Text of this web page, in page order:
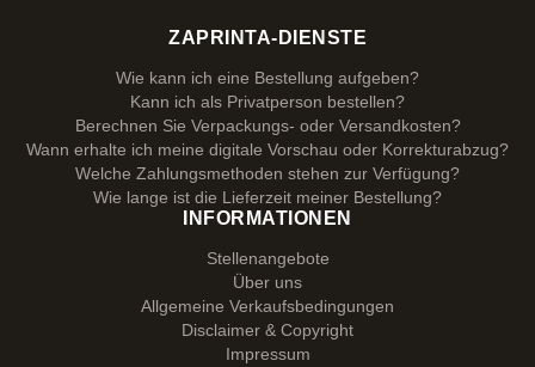
ZAPRINTA-DIENSTE
Wie kann ich eine Bestellung aufgeben?
Kann ich als Privatperson bestellen?
Berechnen Sie Verpackungs- oder Versandkosten?
Wann erhalte ich meine digitale Vorschau oder Korrekturabzug?
Welche Zahlungsmethoden stehen zur Verfügung?
Wie lange ist die Lieferzeit meiner Bestellung?
INFORMATIONEN
Stellenangebote
Über uns
Allgemeine Verkaufsbedingungen
Disclaimer & Copyright
Impressum